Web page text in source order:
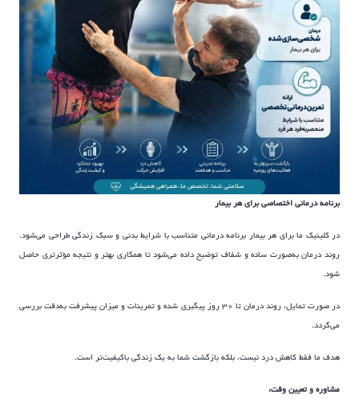
برنامه درمانی اختصاصی برای هر بیمار
در کلینیک ما برای هر بیمار برنامه درمانی متناسب با شرایط بدنی و سبک زندگی طراحی می‌شود.
روند درمان به‌صورت ساده و شفاف توضیح داده می‌شود تا همکاری بهتر و نتیجه مؤثرتری حاصل
شود.
در صورت تمایل، روند درمان تا ۳۰ روز پیگیری شده و تمرینات و میزان پیشرفت به‌دقت بررسی
می‌گردد.
هدف ما فقط کاهش درد نیست، بلکه بازگشت شما به یک زندگی باکیفیت‌تر است.
مشاوره و تعیین وقت: